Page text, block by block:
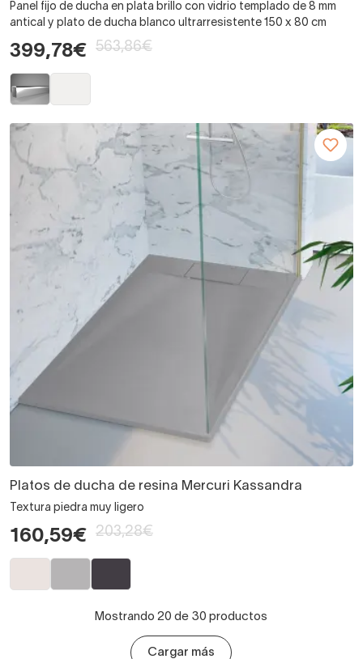
Panel fijo de ducha en plata brillo con vidrio templado de 8 mm
antical y plato de ducha blanco ultrarresistente 150 x 80 cm
399,78€ 563,86€
Platos de ducha de resina Mercuri Kassandra
Textura piedra muy ligero
160,59€ 203,28€
Mostrando 20 de 30 productos
Cargar más